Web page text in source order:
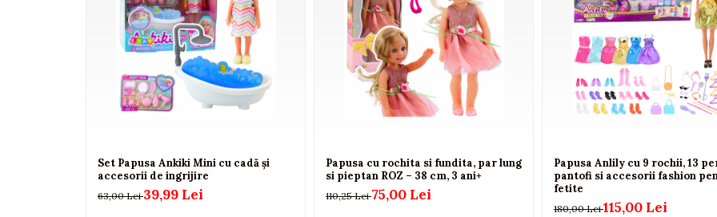
Electrocasnice si bucatarii
Muzica si instrumenteSet Papusa Ankiki Mini cu cadă și
accesorii de ingrijire
63,00 Lei39,99 Lei
Papusa cu rochita si fundita, par lung
si pieptan ROZ – 38 cm, 3 ani+
110,25 Lei75,00 Lei
Papusa Anlily cu 9 rochii, 13
pantofi si accesorii fashion
fetite
180,00 Lei115,00 Lei